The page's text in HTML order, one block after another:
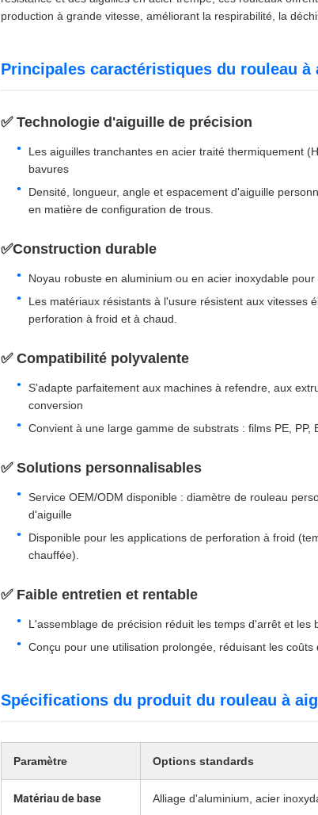
production à grande vitesse, améliorant la respirabilité, la
Principales caractéristiques du rouleau
✅ Technologie d'aiguille de précision
Les aiguilles tranchantes en acier traité thermiquement
bavures
Densité, longueur, angle et espacement d'aiguille
en matière de configuration de trous.
✅Construction durable
Noyau robuste en aluminium ou en acier inoxydable
Les matériaux résistants à l'usure résistent aux vitesses
perforation à froid et à chaud.
✅ Compatibilité polyvalente
S'adapte parfaitement aux machines à refendre, aux
conversion
Convient à une large gamme de substrats : films PE, PP,
✅ Solutions personnalisables
Service OEM/ODM disponible : diamètre de rouleau
d'aiguille
Disponible pour les applications de perforation à froid
chauffée).
✅ Faible entretien et rentable
L'assemblage de précision réduit les temps d'arrêt et les
Conçu pour une utilisation prolongée, réduisant les
Spécifications du produit du rouleau à
Paramètre Options standards
Matériau de base Alliage d'aluminium, acier